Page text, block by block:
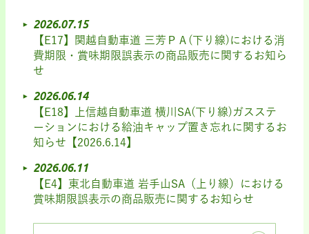
2026.07.15
【E17】関越自動車道 三芳ＰＡ(下り線)における消
費期限・賞味期限誤表示の商品販売に関するお知ら
せ
2026.06.14
【E18】上信越自動車道 横川SA(下り線)ガスステ
ーションにおける給油キャップ置き忘れに関するお
知らせ【2026.6.14】
2026.06.11
【E4】東北自動車道 岩手山SA（上り線）における
賞味期限誤表示の商品販売に関するお知らせ